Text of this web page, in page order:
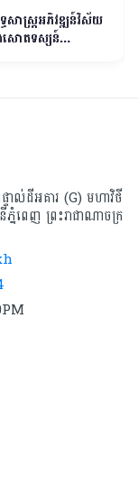
ធសាស្ត្រអភិវឌ្ឍន៍វិស័យ
សោតទស្សន៍
ាល់ដីអគារ (G) មហាវិថី
ភ្នំពេញ ព្រះរាជាណាចក្រ